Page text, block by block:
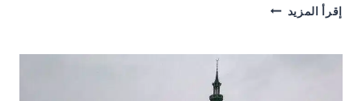
إقرأ المزيد استهداف
منطقة